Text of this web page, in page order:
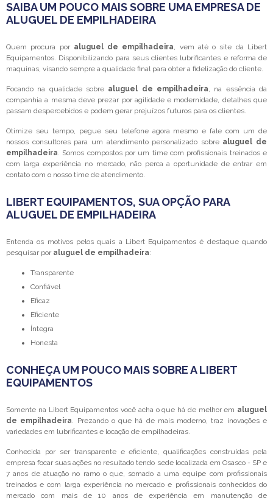
SAIBA UM POUCO MAIS SOBRE UMA EMPRESA DE
ALUGUEL DE EMPILHADEIRA
Quem procura por aluguel de empilhadeira, vem até o site da Libert
Equipamentos. Disponibilizando para seus clientes lubrificantes e reforma de
maquinas, visando sempre a qualidade final para obter a fidelização do cliente.
Focando na qualidade sobre aluguel de empilhadeira, na essência da
companhia a mesma deve prezar por agilidade e modernidade, detalhes que
passam despercebidos e podem gerar prejuízos futuros para os clientes.
Otimize seu tempo, pegue seu telefone agora mesmo e fale com um de
nossos consultores para um atendimento personalizado sobre aluguel de
empilhadeira. Somos compostos por um time com profissionais treinados e
com larga experiência no mercado, não perca a oportunidade de entrar em
contato com o nosso time de atendimento.
LIBERT EQUIPAMENTOS, SUA OPÇÃO PARA
ALUGUEL DE EMPILHADEIRA
Entenda os motivos pelos quais a Libert Equipamentos é destaque quando
pesquisar por aluguel de empilhadeira:
transparente
confiável
eficaz
eficiente
íntegra
honesta
CONHEÇA UM POUCO MAIS SOBRE A LIBERT
EQUIPAMENTOS
Somente na Libert Equipamentos você acha o que há de melhor em aluguel
de empilhadeira. Prezando o que há de mais moderno, traz inovações e
variedades em lubrificantes e locação de empilhadeiras.
Conhecida por ser transparente e eficiente, qualificações construídas pela
empresa focar suas ações no resultado tendo sede localizada em Osasco - SP e
7 anos de atuação no ramo o que, somado a uma equipe com profissionais
treinados e com larga experiência no mercado e profissionais conhecidos do
mercado com mais de 10 anos de experiência em manutenção de